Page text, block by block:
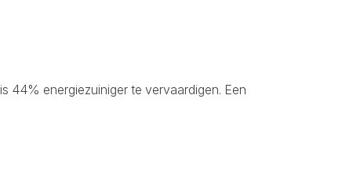
44% energiezuiniger te vervaardigen. Een